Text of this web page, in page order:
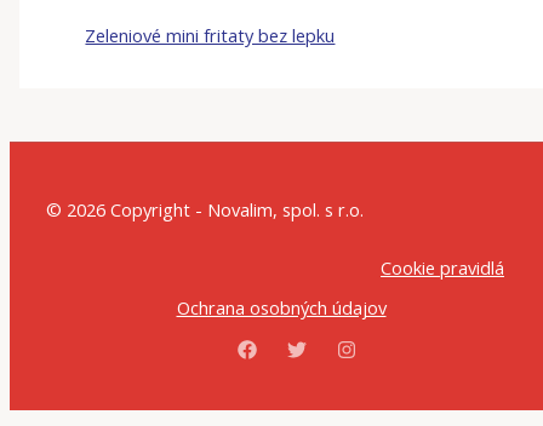
Zeleniové mini fritaty bez lepku
© 2026 Copyright - Novalim, spol. s r.o.
Cookie pravidlá
Ochrana osobných údajov